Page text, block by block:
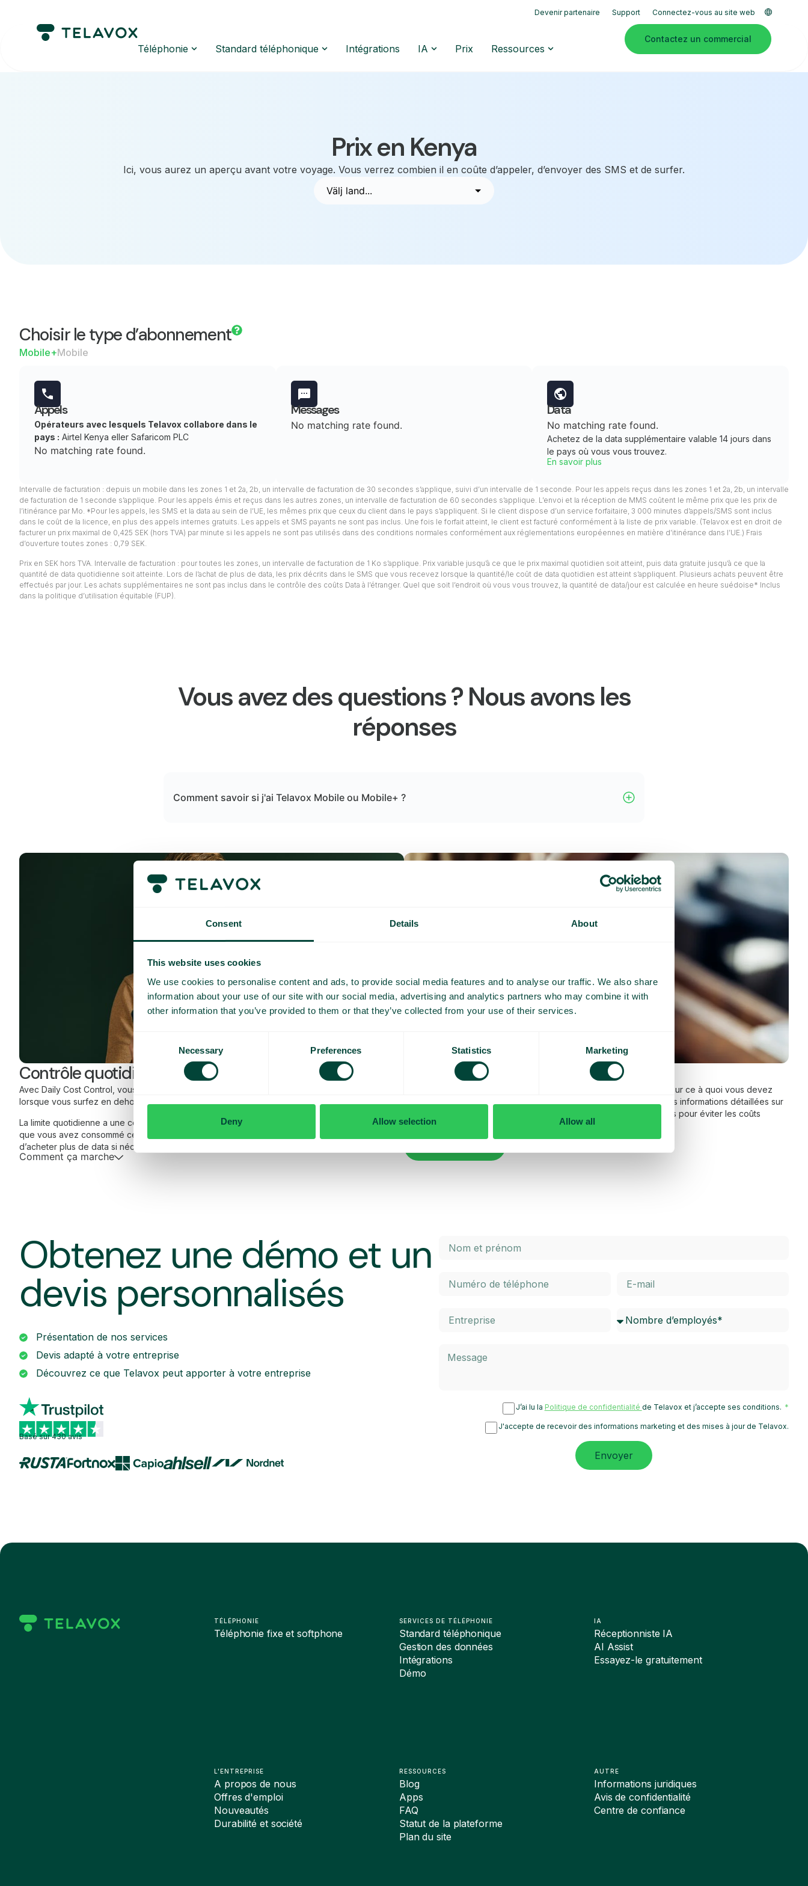
Consent Details About
This website uses cookies
We use cookies to personalise content and ads, to provide social media features and to analyse our traffic. We also share
information about your use of our site with our social media, advertising and analytics partners who may combine it with
other information that you’ve provided to them or that they’ve collected from your use of their services.
Consent
Necessary Preferences Statistics Marketing
Deny Allow selection Allow all
Devenir partenaire Support Connectez-vous au site web
Téléphonie Standard téléphonique Intégrations IA Prix Ressources
Contactez un commercial
Prix en Kenya
Ici, vous aurez un aperçu avant votre voyage. Vous verrez combien il en coûte d’appeler, d’envoyer des SMS et de surfer.
Choisir le type d’abonnement
Mobile+Mobile
Appels
Opérateurs avec lesquels Telavox collabore dans le
pays : Airtel Kenya eller Safaricom PLC
No matching rate found.
Messages
No matching rate found.
Data
No matching rate found.
Achetez de la data supplémentaire valable 14 jours dans
le pays où vous vous trouvez.
En savoir plus
Intervalle de facturation : depuis un mobile dans les zones 1 et 2a, 2b, un intervalle de facturation de 30 secondes s’applique, suivi d’un intervalle de 1 seconde. Pour les appels reçus dans les zones 1 et 2a, 2b, un intervalle
de facturation de 1 seconde s’applique. Pour les appels émis et reçus dans les autres zones, un intervalle de facturation de 60 secondes s’applique. L’envoi et la réception de MMS coûtent le même prix que les prix de
l’itinérance par Mo. *Pour les appels, les SMS et la data au sein de l’UE, les mêmes prix que ceux du client dans le pays s’appliquent. Si le client dispose d’un service forfaitaire, 3 000 minutes d’appels/SMS sont inclus
dans le coût de la licence, en plus des appels internes gratuits. Les appels et SMS payants ne sont pas inclus. Une fois le forfait atteint, le client est facturé conformément à la liste de prix variable. (Telavox est en droit de
facturer un prix maximal de 0,425 SEK (hors TVA) par minute si les appels ne sont pas utilisés dans des conditions normales conformément aux réglementations européennes en matière d’itinérance dans l’UE.) Frais
d’ouverture toutes zones : 0,79 SEK.
Prix en SEK hors TVA. Intervalle de facturation : pour toutes les zones, un intervalle de facturation de 1 Ko s’applique. Prix variable jusqu’à ce que le prix maximal quotidien soit atteint, puis data gratuite jusqu’à ce que la
quantité de data quotidienne soit atteinte. Lors de l’achat de plus de data, les prix décrits dans le SMS que vous recevez lorsque la quantité/le coût de data quotidien est atteint s’appliquent. Plusieurs achats peuvent être
effectués par jour. Les achats supplémentaires ne sont pas inclus dans le contrôle des coûts Data à l’étranger. Quel que soit l’endroit où vous vous trouvez, la quantité de data/jour est calculée en heure suédoise* Inclus
dans la politique d’utilisation équitable (FUP).
Vous avez des questions ? Nous avons les
réponses
Comment savoir si j'ai Telavox Mobile ou Mobile+ ?
Contrôle quotidien des coûts
Avec Daily Cost Control, vous, en tant que client, pouvez mieux contrôler vos coûts quotidiens
lorsque vous surfez en dehors de l’UE/EEE.
La limite quotidienne a une certaine quantité de data à un prix maximal prédéterminé. Une fois
que vous avez consommé cette quantité de data, vous recevez un SMS et avez la possibilité
d’acheter plus de data si nécessaire.
Comment ça marche
Questions et réponses fréquentes
Vous voulez en savoir plus sur le fonctionnement de l’itinérance et sur ce à quoi vous devez
penser lorsque vous voyagez ? Dans notre FAQ, vous trouverez des informations détaillées sur
l’itinérance à l’intérieur et à l’extérieur de l’UE, ainsi que des conseils pour éviter les coûts
élevés. Cliquez sur le bouton ci-dessous pour en savoir plus.
Obtenez une démo et un
devis personnalisés
Présentation de nos services
Devis adapté à votre entreprise
Découvrez ce que Telavox peut apporter à votre entreprise
Basé sur 430 avis
J’ai lu la Politique de confidentialité de Telavox et j’accepte ses conditions.
J'accepte de recevoir des informations marketing et des mises à jour de Telavox.
Envoyer
TÉLÉPHONIE
Téléphonie fixe et softphone
L'ENTREPRISE
A propos de nous
Offres d'emploi
Nouveautés
Durabilité et société
SERVICES DE TÉLÉPHONIE
Standard téléphonique
Gestion des données
Intégrations
Démo
RESSOURCES
Blog
Apps
FAQ
Statut de la plateforme
Plan du site
IA
Réceptionniste IA
AI Assist
Essayez-le gratuitement
AUTRE
Informations juridiques
Avis de confidentialité
Centre de confiance